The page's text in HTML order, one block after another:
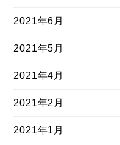
2021年6月
2021年5月
2021年4月
2021年2月
2021年1月